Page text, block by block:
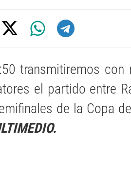
transmitiremos con
el partido entre
de la Copa